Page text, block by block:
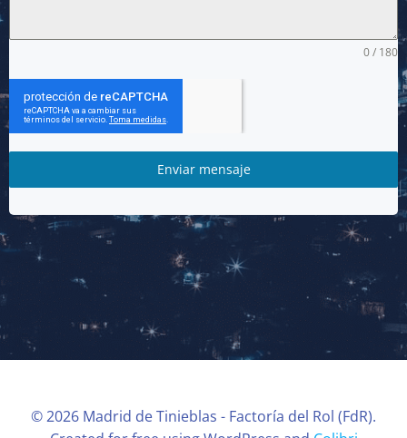
0 / 180
Enviar mensaje
© 2026 Madrid de Tinieblas - Factoría del Rol (FdR).